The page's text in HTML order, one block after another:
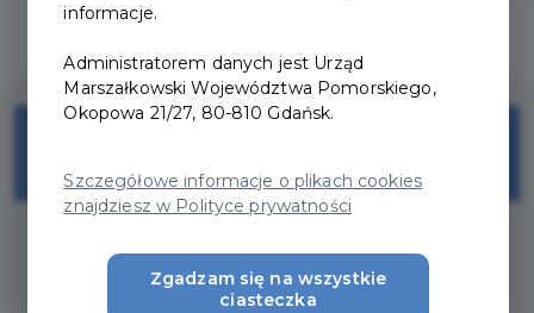
* Required Discover Tri- City Package
informacje.
Administratorem danych jest Urząd
Marszałkowski Województwa Pomorskiego,
Okopowa 21/27, 80-810 Gdańsk.
Szczegółowe informacje o plikach cookies
znajdziesz w Polityce prywatności
Zgadzam się na wszystkie
ciasteczka